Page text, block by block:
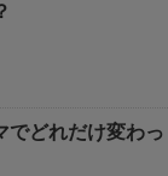
でどれだけ変わっ